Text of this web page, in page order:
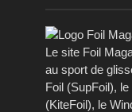
Le site Foil
au sport de
Foil (SupFoil),
(KiteFoil), le